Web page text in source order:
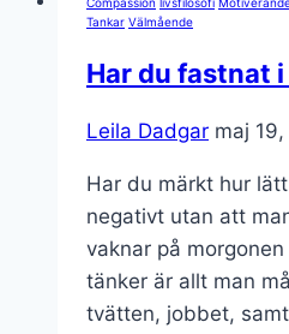
Compassion livsfilosofi
Tankar Välmående
Har du fastnat
Leila Dadgar maj
Har du märkt hur
negativt utan att
vaknar på
tänker är allt man
tvätten, jobbet,